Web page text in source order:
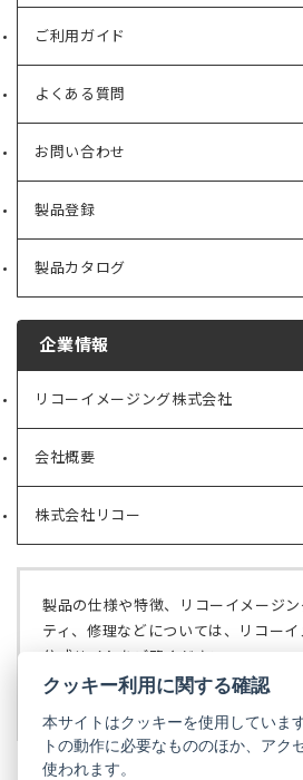
ご利用ガイド
よくある質問
お問い合わせ
製品登録
製品カタログ
企業情報
リコーイメージング株式会社
（新
タ
ブ
で
開
く）
会社概要
（新
タ
ブ
で
く）
株式会社リコー
（新
ブ
で
開
製品の仕様や特徴、リコーイメージ
ティ、修理などについては、リコー
公式サイトをご覧ください。
リコーイメージング株式会社の公式サ
（新
し
い
タ
クッキー利用に関する確認
本サイトはクッキーを使用していま
トの動作に必要なもののほか、アク
使われます。